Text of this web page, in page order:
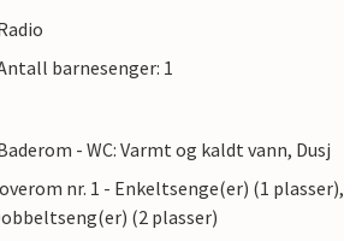
barnesenger: 1
- WC: Varmt og kaldt vann, Dusj
nr. 1 - Enkeltsenge(er) (1 plasser),
(2 plasser)